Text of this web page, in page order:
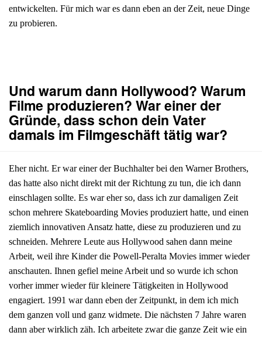
entwickelten. Für mich war es dann eben an der Zeit, neue Dinge
zu probieren.
Und warum dann Hollywood? Warum
Filme produzieren? War einer der
Gründe, dass schon dein Vater
damals im Filmgeschäft tätig war?
Eher nicht. Er war einer der Buchhalter bei den Warner Brothers,
das hatte also nicht direkt mit der Richtung zu tun, die ich dann
einschlagen sollte. Es war eher so, dass ich zur damaligen Zeit
schon mehrere Skateboarding Movies produziert hatte, und einen
ziemlich innovativen Ansatz hatte, diese zu produzieren und zu
schneiden. Mehrere Leute aus Hollywood sahen dann meine
Arbeit, weil ihre Kinder die Powell-Peralta Movies immer wieder
anschauten. Ihnen gefiel meine Arbeit und so wurde ich schon
vorher immer wieder für kleinere Tätigkeiten in Hollywood
engagiert. 1991 war dann eben der Zeitpunkt, in dem ich mich
dem ganzen voll und ganz widmete. Die nächsten 7 Jahre waren
dann aber wirklich zäh. Ich arbeitete zwar die ganze Zeit wie ein